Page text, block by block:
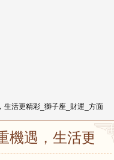
生活更精彩_獅子座_財運_方面
機遇，生活更精